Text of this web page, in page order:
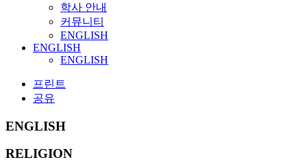
학사 안내
커뮤니티
ENGLISH
ENGLISH
ENGLISH
프린트
공유
ENGLISH
RELIGION